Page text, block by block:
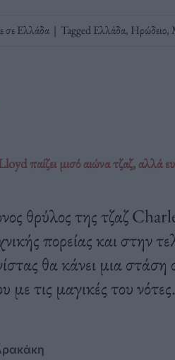
σεΕλλάδα | TaggedΕλλάδα, Ηρώδειο,
παίζει μισό αιώνα τζαζ, αλλά
θρύλος της τζαζ
πορείας και στην
θα κάνει μια
με τις μαγικές του νότες.